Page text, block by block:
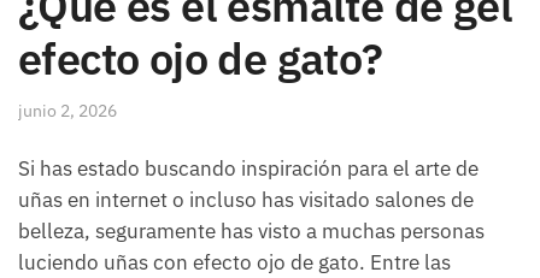
efecto ojo de gato?
junio 2, 2026
Si has estado buscando inspiración para el arte de
uñas en internet o incluso has visitado salones de
belleza, seguramente has visto a muchas personas
luciendo uñas con efecto ojo de gato. Entre las